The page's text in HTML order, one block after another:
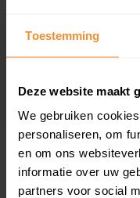
Toestemming
Deze website maakt
We gebruiken
personaliseren, om
en om ons
informatie over uw
partners voor social
Verkoopdatum
Woningen